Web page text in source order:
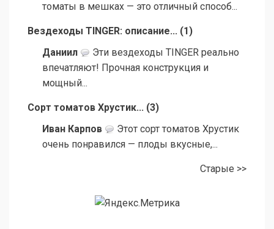
томаты в мешках — это отличный способ...
Вездеходы TINGER: описание... (1)
Даниил
Эти вездеходы TINGER реально
впечатляют! Прочная конструкция и
мощный...
Сорт томатов Хрустик... (3)
Иван Карпов
Этот сорт томатов Хрустик
очень понравился — плоды вкусные,...
Старые >>